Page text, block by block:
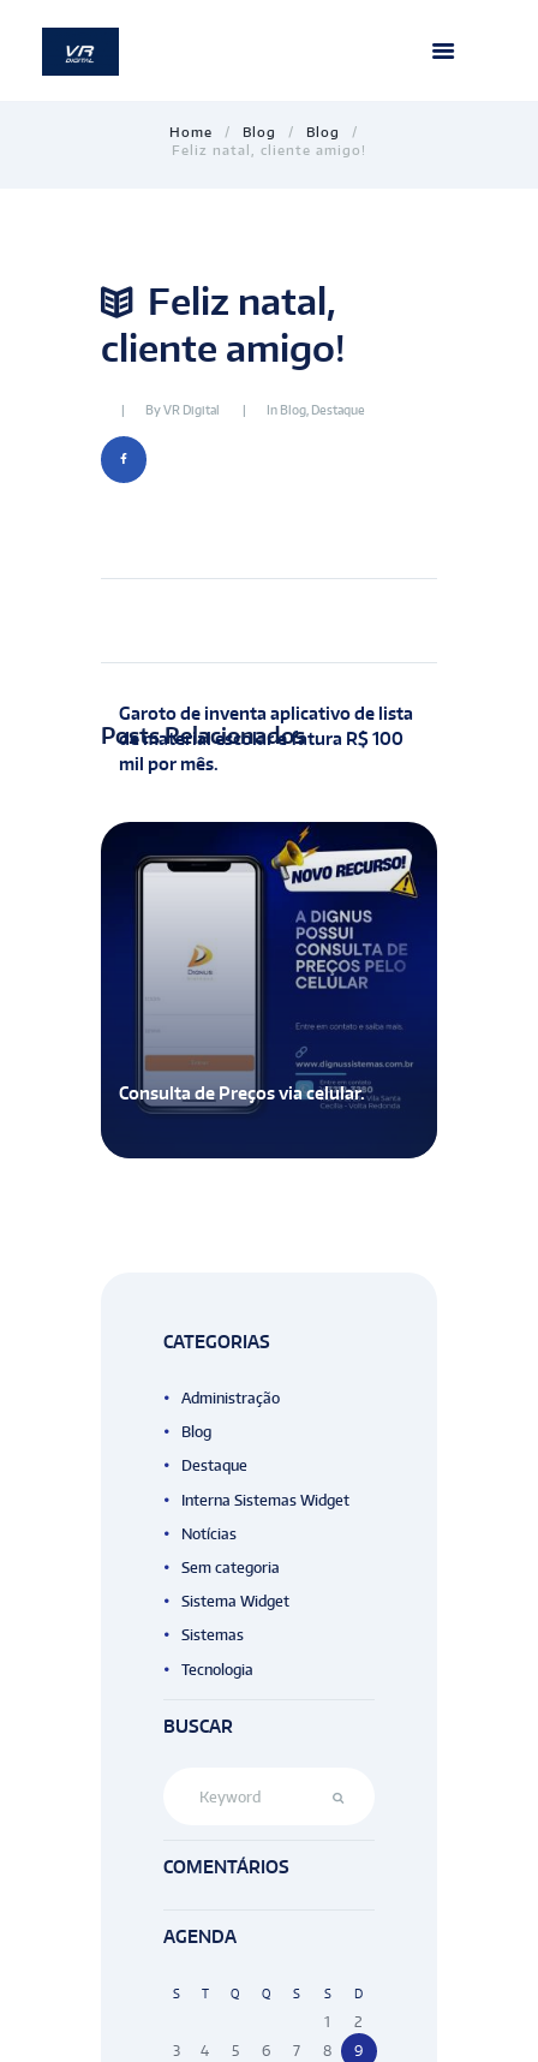
Home Blog
Blog
Feliz natal, cliente amigo!
Feliz natal,
cliente amigo!
ByVR Digital In Blog, Destaque
Posts Relacionados
Garoto de inventa aplicativo de lista
de material escolar e fatura R$ 100
mil por mês.
Consulta de Preços via celular.
CATEGORIAS
Administração
Blog
Destaque
Interna Sistemas Widget
Notícias
Sem categoria
Sistema Widget
Sistemas
Tecnologia
BUSCAR
COMENTÁRIOS
AGENDA
S T Q Q S S D
1
2
3
4 5 6 7 8
9